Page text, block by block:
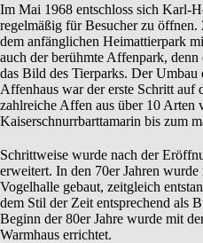
Im Mai 1968 entschloss sich Karl-
regelmäßig für Besucher zu
dem anfänglichen Heimattierpark
auch der berühmte Affenpark,
das Bild des Tierparks. Der Umbau
Affenhaus war der erste Schritt auf
zahlreiche Affen aus über 10 Arten
Kaiserschnurrbarttamarin bis zum
Schrittweise wurde nach der
erweitert. In den 70er Jahren
Vogelhalle gebaut, zeitgleich
dem Stil der Zeit entsprechend als
Beginn der 80er Jahre wurde mit
Warmhaus errichtet.